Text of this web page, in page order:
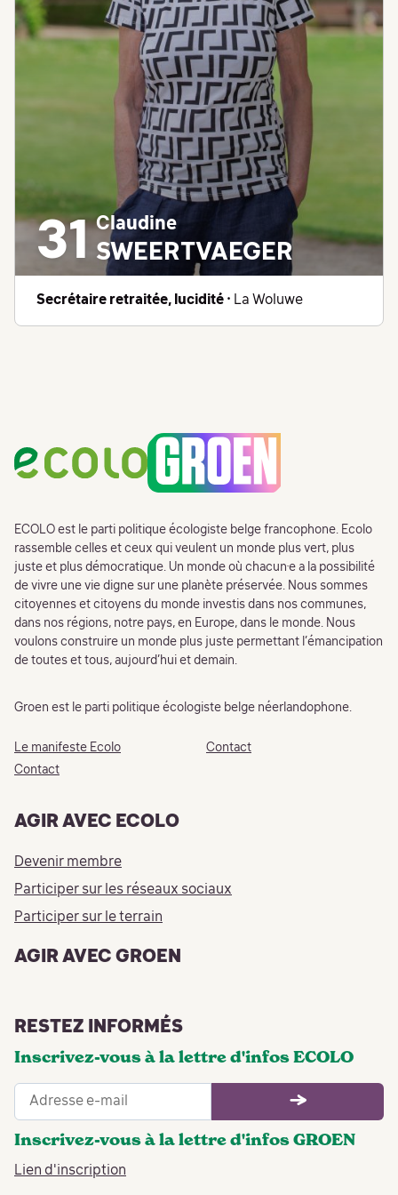
31 Claudine
SWEERTVAEGER
Secrétaire retraitée, lucidité • La Woluwe
ECOLO est le parti politique écologiste belge francophone. Ecolo
rassemble celles et ceux qui veulent un monde plus vert, plus
juste et plus démocratique. Un monde où chacun·e a la possibilité
de vivre une vie digne sur une planète préservée. Nous sommes
citoyennes et citoyens du monde investis dans nos communes,
dans nos régions, notre pays, en Europe, dans le monde. Nous
voulons construire un monde plus juste permettant l’émancipation
de toutes et tous, aujourd’hui et demain.
Groen est le parti politique écologiste belge néerlandophone.
Le manifeste Ecolo
Contact
Contact
AGIR AVEC ECOLO
Devenir membre
Participer sur les réseaux sociaux
Participer sur le terrain
AGIR AVEC GROEN
RESTEZ INFORMÉS
Inscrivez-vous à la lettre d'infos ECOLO
Inscrivez-vous à la lettre d'infos GROEN
Lien d'inscription